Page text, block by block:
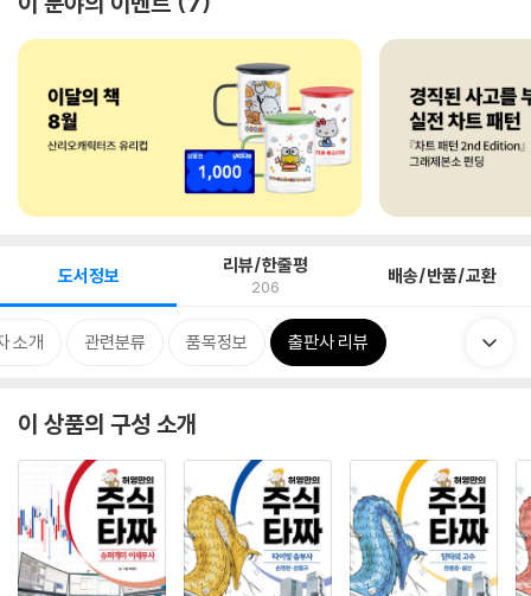
도서정보 리뷰/한줄평
206 배송/반품/교환
소개 관련분류 품목정보 출판사 리뷰
이 상품의 구성 소개